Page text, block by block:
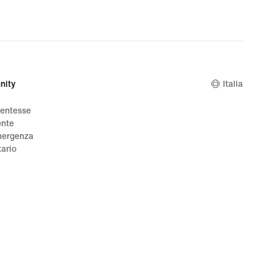
Italia